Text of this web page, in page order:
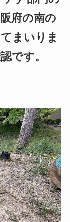
府の南の
まいりま
です。